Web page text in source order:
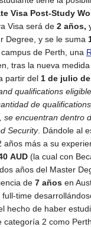
Visa Post-Study
Visa será de 2 años,
Degree, y se le suma
de Perth, una
tras la nueva
partir del 1 de julio
qualifications
de
se encuentran dentro
Security. Dándole al
años más a su
AUD (la cual con
años del Master
de 7 años en
time
hecho de haber
categoría 2 como